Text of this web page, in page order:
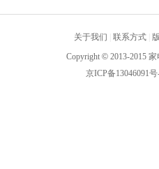
关于我们 联系方式
Copyright © 2013-2015
京ICP备13046091号